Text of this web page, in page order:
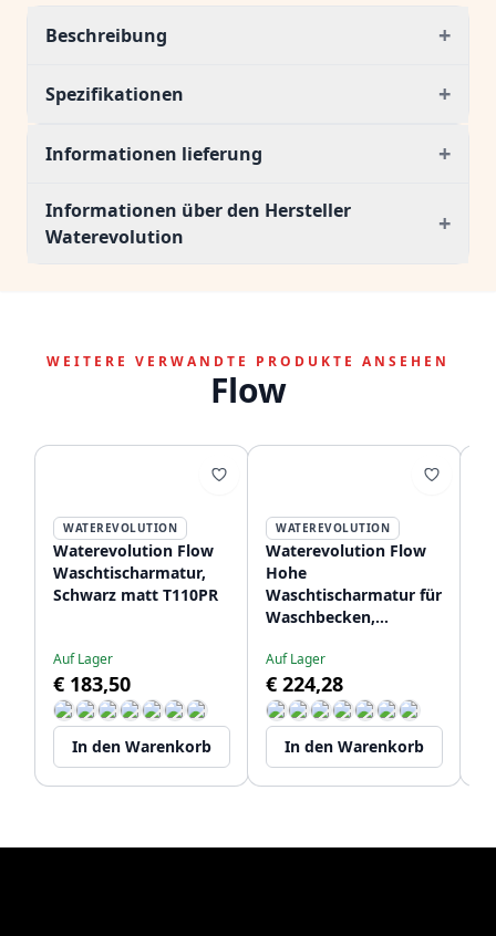
Beschreibung +
Spezifikationen +
Informationen lieferung +
Informationen über den Hersteller
Waterevolution
+
WEITERE VERWANDTE PRODUKTE ANSEHEN
Flow
WATEREVOLUTION
Waterevolution Flow
Waschtischarmatur,
Schwarz matt T110PR
Auf Lager
€ 183,50
In den Warenkorb
WATEREVOLUTION
Waterevolution Flow
Hohe
Waschtischarmatur für
Waschbecken,
Auf Lager
€ 224,28
In den Warenkorb